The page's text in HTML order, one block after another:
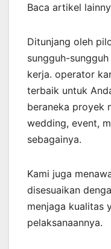
Baca artikel
Ditunjang oleh
sungguh-
kerja. operator
terbaik untuk
beraneka proyek
wedding, event,
sebagainya.
Kami juga
disesuaikan
menjaga kualitas
pelaksanaannya.